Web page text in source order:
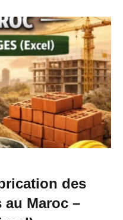
des
au Maroc –